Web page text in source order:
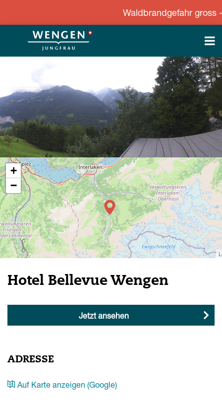
Waldbrandgefahr gross -
+
−
Hotel Bellevue Wengen
Jetzt ansehen
ADRESSE
Auf Karte anzeigen (Google)